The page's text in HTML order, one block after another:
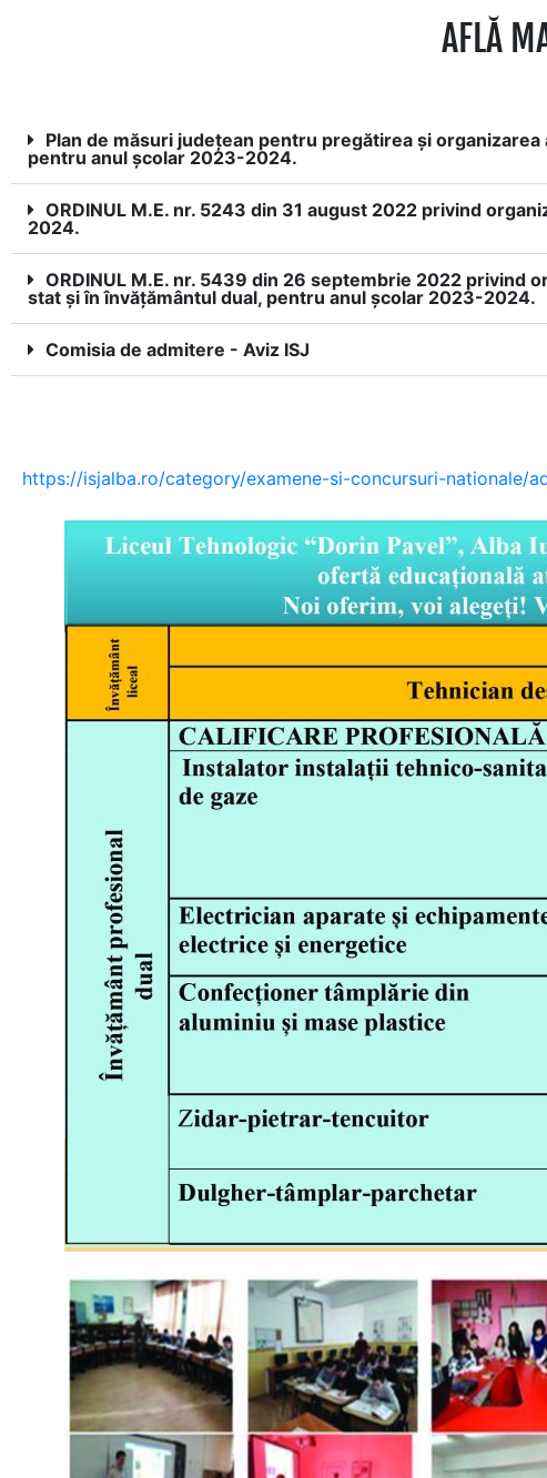
AFLĂ
Plan de măsuri județean pentru pregătirea și
pentru anul școlar 2023-2024.
ORDINUL M.E. nr. 5243 din 31 august 2022 privind
2024.
ORDINUL M.E. nr. 5439 din 26 septembrie 2022 privind
stat şi în învăţământul dual, pentru anul şcolar 2023-2024.
Comisia de admitere - Aviz ISJ
https://isjalba.ro/category/examene-si-concursuri-nationale/